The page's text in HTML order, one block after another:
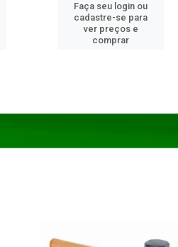
Faça seu login ou
cadastre-se para
ver preços e
comprar